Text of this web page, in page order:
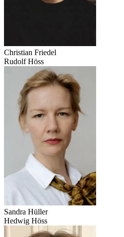
Christian Friedel
Rudolf Höss
Sandra Hüller
Hedwig Höss